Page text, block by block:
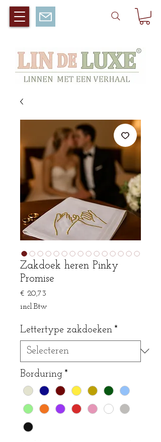
Zakdoek heren Pinky
Promise
€ 20,73
incl.Btw
Lettertype zakdoeken *
Borduring *